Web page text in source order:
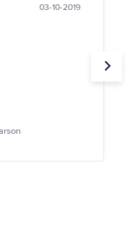
03-10-2019